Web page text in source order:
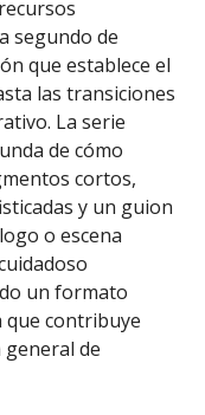
segundo de
que establece el
las transiciones
La serie
de cómo
cortos,
y un guion
o escena
un formato
contribuye
de